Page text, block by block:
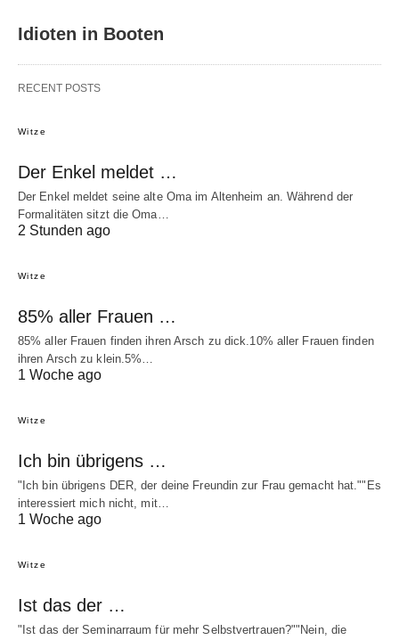
Idioten in Booten
RECENT POSTS
Witze
Der Enkel meldet …
Der Enkel meldet seine alte Oma im Altenheim an. Während der
Formalitäten sitzt die Oma…
2 Stunden ago
Witze
85% aller Frauen …
85% aller Frauen finden ihren Arsch zu dick.10% aller Frauen finden
ihren Arsch zu klein.5%…
1 Woche ago
Witze
Ich bin übrigens …
"Ich bin übrigens DER, der deine Freundin zur Frau gemacht hat.""Es
interessiert mich nicht, mit…
1 Woche ago
Witze
Ist das der …
"Ist das der Seminarraum für mehr Selbstvertrauen?""Nein, die